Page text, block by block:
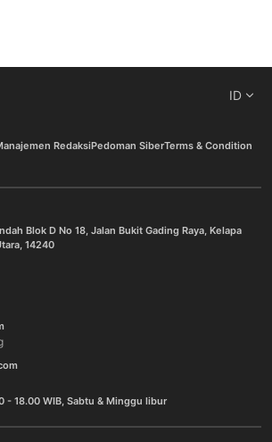
ID
RedaksiPedoman SiberTerms & Condition
Blok D No 18, Jalan Bukit Gading Raya, Kelapa
14240
- 18.00 WIB, Sabtu & Minggu libur